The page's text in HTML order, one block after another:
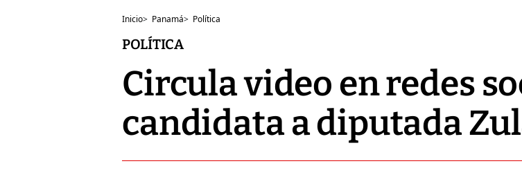
Inicio> Panamá> Política
POLÍTICA
Circula video en redes
candidata a diputada